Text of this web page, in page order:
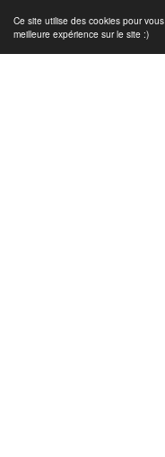
Ce site utilise des cookies pour
meilleure expérience sur le site :)